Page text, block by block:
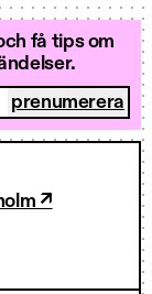
få tips om
↗